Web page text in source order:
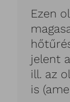
Ezen
jelent
ill. az
is